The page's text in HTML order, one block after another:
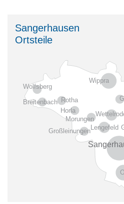
Sangerhausen
Ortsteile
Wippra
Wolfsberg
Rotha
Breitenbach
Horla
Morungen
Lengefeld
Großleinungen